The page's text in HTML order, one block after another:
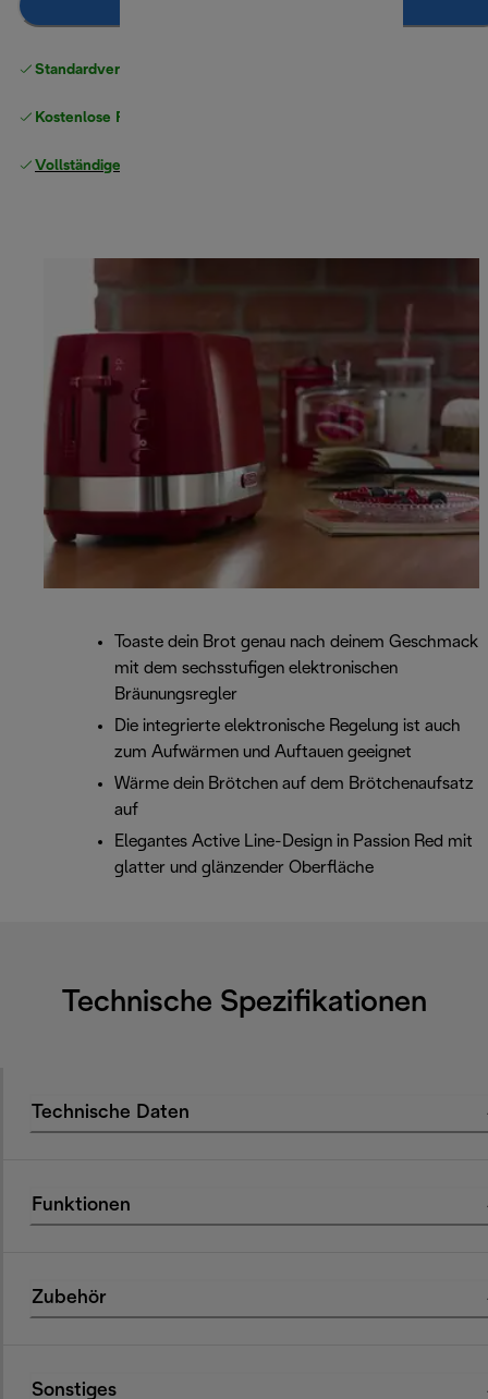
Standardversand kostenlos
Kostenlose Rücksendungen
Vollständige Herstellergarantie
Toaste dein Brot genau nach deinem Geschmack
mit dem sechsstufigen elektronischen
Bräunungsregler
Die integrierte elektronische Regelung ist auch
zum Aufwärmen und Auftauen geeignet
Wärme dein Brötchen auf dem Brötchenaufsatz
auf
Elegantes Active Line-Design in Passion Red mit
glatter und glänzender Oberfläche
Technische Spezifikationen
Technische Daten
Funktionen
Zubehör
Sonstiges